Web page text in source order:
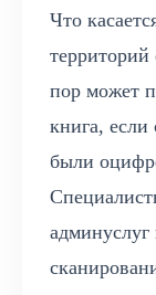
Что
пор может
книга, если
были
админуслуг